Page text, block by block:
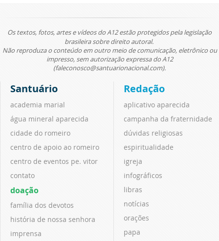
Os textos, fotos, artes e vídeos do A12 estão protegidos pela legislação
brasileira sobre direito autoral.
Não reproduza o conteúdo em outro meio de comunicação, eletrônico ou
impresso, sem autorização expressa do A12
(faleconosco@santuarionacional.com).
Santuário
academia marial
água mineral aparecida
cidade do romeiro
centro de apoio ao romeiro
centro de eventos pe. vitor
contato
doação
família dos devotos
história de nossa senhora
imprensa
Redação
aplicativo aparecida
campanha da fraternidade
dúvidas religiosas
espiritualidade
igreja
infográficos
libras
notícias
orações
papa